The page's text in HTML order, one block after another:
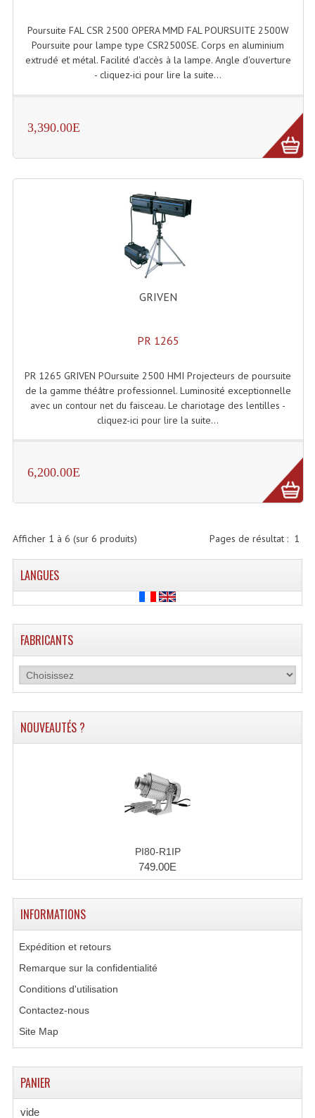
Table Mixages Et Contrôleurs & Consoles
Tables De Mixage DJ
Consoles Amplifiées
Lumière
Boules À Facettes
Changeurs De Couleurs
Effets LASERS
Lasers (Effets Volumetriques)
Lasers D'extérieur Multi-Points
Electronique Commande Light
Chenillards Modulateurs
Dispatches
Filtres Et Divers
Flexibles Lumineux Leds
Guirlandes Lumineuse
Gyrophares À Leds
Lampes Ampoules
Lampes À Décharges
Lampes Halogenes Divers
Poursuite FAL CSR 2500 OPERA MMD FAL POURSUITE 2500W
Poursuite pour lampe type CSR2500SE. Corps en aluminium
extrudé et métal. Facilité d'accès à la lampe. Angle d'ouverture
- cliquez-ici pour lire la suite...
3,390.00E
GRIVEN
PR 1265
PR 1265 GRIVEN POursuite 2500 HMI Projecteurs de poursuite
de la gamme théâtre professionnel. Luminosité exceptionnelle
avec un contour net du faisceau. Le chariotage des lentilles -
cliquez-ici pour lire la suite...
6,200.00E
Pages de résultat : 1
Afficher 1 à 6 (sur 6 produits)
LANGUES
FABRICANTS
NOUVEAUTÉS ?
PI80-R1IP
749.00E
INFORMATIONS
Expédition et retours
Remarque sur la confidentialité
Conditions d'utilisation
Contactez-nous
Site Map
PANIER
vide